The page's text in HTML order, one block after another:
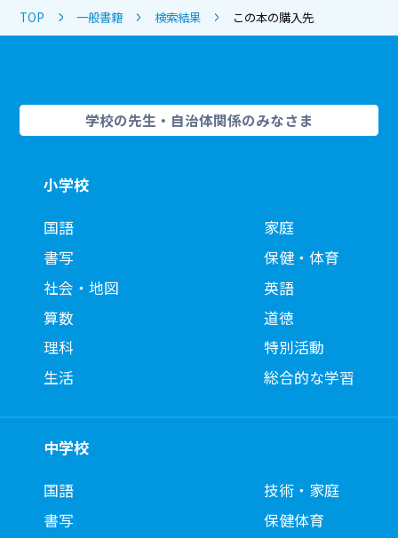
TOP 一般書籍 検索結果 この本の購入先
学校の先生・自治体関係のみなさま
小学校
国語
書写
社会・地図
算数
理科
生活
家庭
保健・体育
英語
道徳
特別活動
総合的な学習
中学校
国語
書写
技術・家庭
保健体育